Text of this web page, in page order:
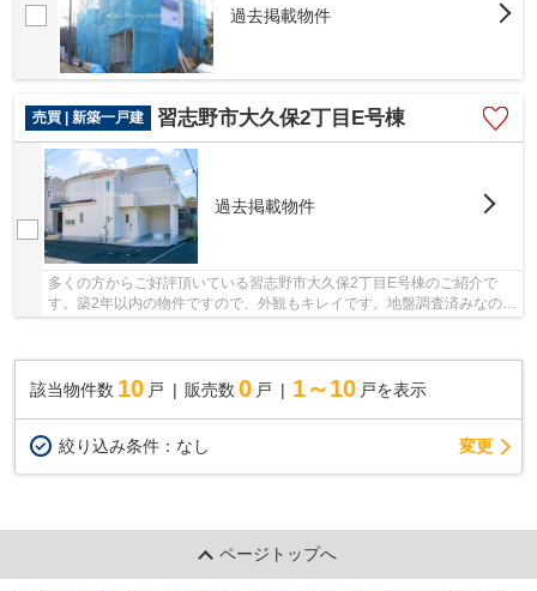
過去掲載物件
売買 | 新築一戸建 習志野市大久保2丁目E号棟
過去掲載物件
多くの方からご好評頂いている習志野市大久保2丁目E号棟のご紹介で
す。築2年以内の物件ですので、外観もキレイです。地盤調査済みなの
該当物件数 10 戸 販売数 0 戸 1～10 戸を表示
絞り込み条件： なし 変更
ページトップへ